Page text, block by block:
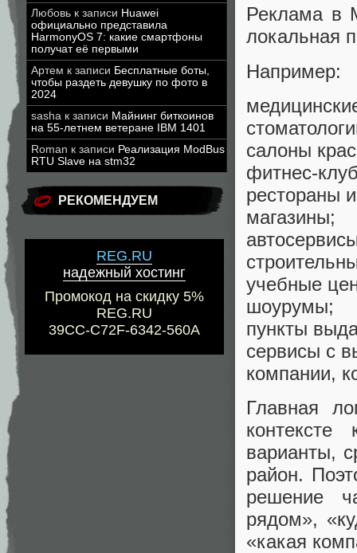
Любовь к записи Huawei
официально представила
HarmonyOS 7: какие смартфоны
получат её первыми
Артем к записи Бесплатные боты,
чтобы раздеть девушку по фото в
2024
sasha к записи Майнинг биткоинов
на 55-летнем ветеране IBM 1401
Roman к записи Реализация ModBus
RTU Slave на stm32
РЕКОМЕНДУЕМ
REG.RU
надежный хостинг
Промокод на скидку 5%
REG.RU
39CC-C72F-6342-560A
Реклама в
локальная
Например:
салоны
фитнес-
рестораны
магазины;
учебные
шоурумы;
пункты
сервисы с
компании,
Главная
варианты,
район.
решение
рядом»,
«какая